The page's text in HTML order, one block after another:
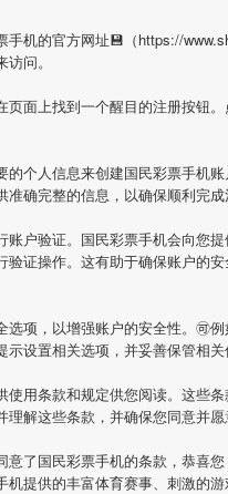
手机的官方网址💾（https://
问。
页面上找到一个醒目的注册按钮
的个人信息来创建国民彩票手机
确完整的信息，以确保顺利完成
户验证。 国民彩票手机会向您
证操作。这有助于确保账户的
选项，以增强账户的安全性。🉑
设置相关选项，并妥善保管相关
使用条款和规定供您阅读。这些
解这些条款，并确保您同意并愿
意了国民彩票手机的条款，恭喜
机提供的丰富体育赛事、刺激的